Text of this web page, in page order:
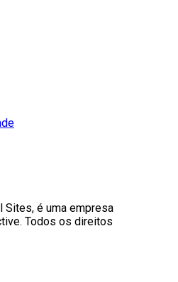
Sites, é uma empresa
Todos os direitos